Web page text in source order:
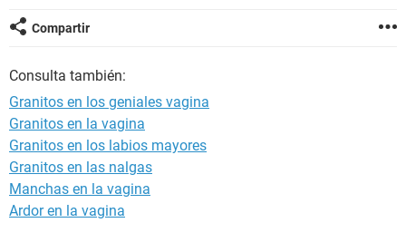
Compartir
Consulta también:
Granitos en los geniales vagina
Granitos en la vagina
Granitos en los labios mayores
Granitos en las nalgas
Manchas en la vagina
Ardor en la vagina